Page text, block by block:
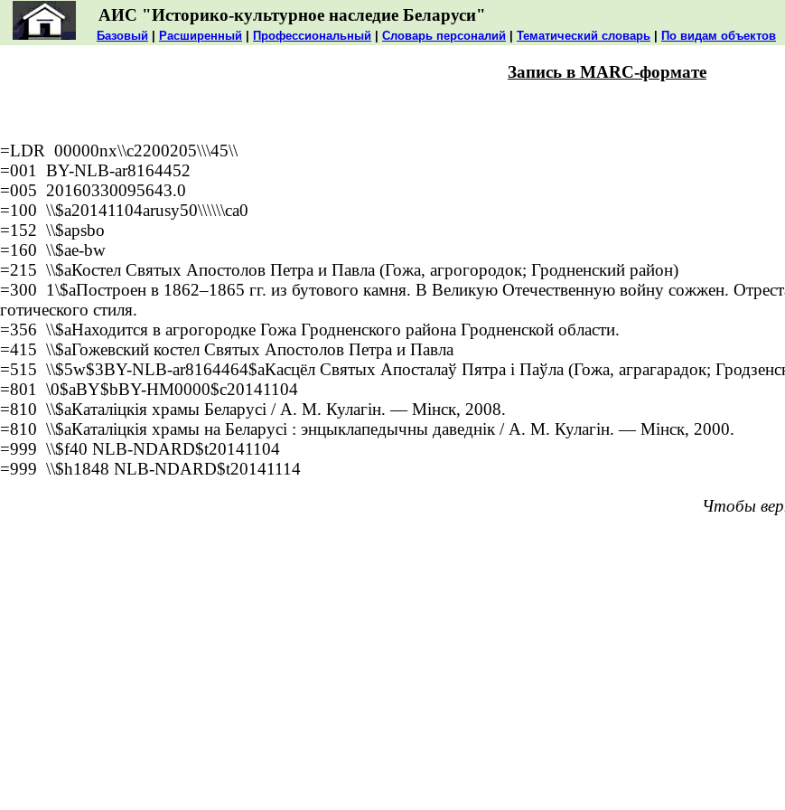
АИС "Историко-культурное наследие Беларуси"
Базовый Расширенный Профессиональный Словарь персоналий Тематический словарь По видам объектов
Запись в MARC-формате
=LDR 00000nx\\c2200205\\\45\\
=001 BY-NLB-ar8164452
=005 20160330095643.0
=100 \\$a20141104arusy50\\\\\\ca0
=152 \\$apsbo
=160 \\$ae-bw
=215 \\$aКостел Святых Апостолов Петра и Павла (Гожа, агрогородок; Гродненский район)
=300 1\$aПостроен в 1862–1865 гг. из бутового камня. В Великую Отечественную войну сожжен.
готического стиля.
=356 \\$aНаходится в агрогородке Гожа Гродненского района Гродненской области.
=415 \\$aГожевский костел Святых Апостолов Петра и Павла
=515 \\$5w$3BY-NLB-ar8164464$aКасцёл Святых Апосталаў Пятра і Паўла (Гожа, аграгарадок;
=801 \0$aBY$bBY-HM0000$c20141104
=810 \\$aКаталіцкія храмы Беларусі / А. М. Кулагін. — Мінск, 2008.
=810 \\$aКаталіцкія храмы на Беларусі : энцыклапедычны даведнік / А. М. Кулагін. — Мінск, 2000.
=999 \\$f40 NLB-NDARD$t20141104
=999 \\$h1848 NLB-NDARD$t20141114
Чтобы